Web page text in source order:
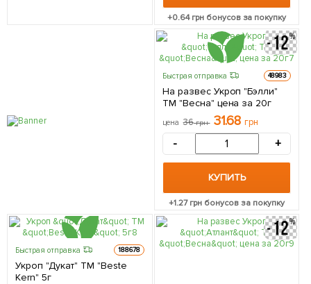
+0.64грн бонусов за покупку
Быстрая отправка 48983
На развес Укроп "Бэлли"
ТМ "Весна" цена за 20г
цена 36грн 31.68 грн
- +
КУПИТЬ
+1.27грн бонусов за покупку
Быстрая отправка 188678
Укроп "Дукат" ТМ "Beste
Kern" 5г